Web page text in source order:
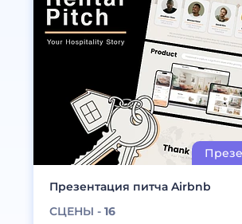
Презентация питча Airbnb
СЦЕНЫ - 16